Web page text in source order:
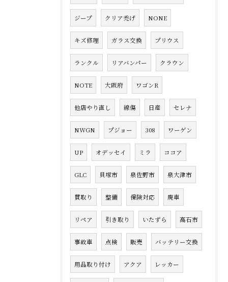
ジープ クリア禿げ NONE
キズ修理 ガラス交換 プリウス
ランクル リアバンパー クラウン
NOTE 大阪府 ワゴンR
他店やり直し 線傷 日産 セレナ
NWGN プジョー 308 ワーゲン
UP オデッセイ ミラ ココア
GLC 貝塚市 泉佐野市 泉大津市
買取り 整備 保険対応 廃車
リペア 引き取り いたずら 高石市
事故車 点検 販売 バッテリー交換
用品取り付け アクア レッカー